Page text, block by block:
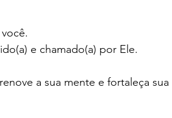
e chamado(a) por Ele.
a sua mente e fortaleça